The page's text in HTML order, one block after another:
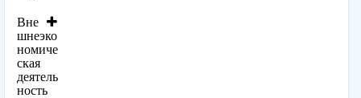
Вне
шнеэко
номиче
ская
деятель
ность